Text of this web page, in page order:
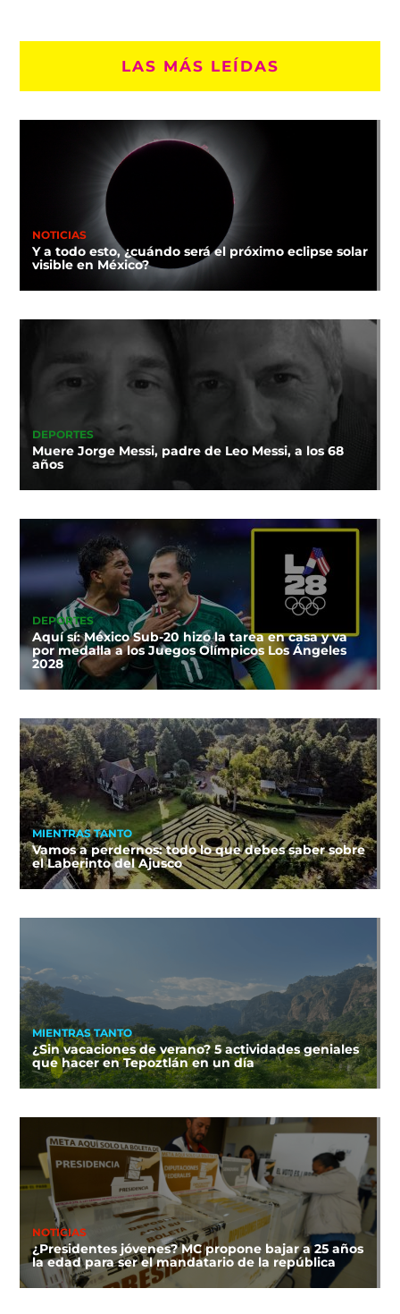
LAS MÁS LEÍDAS
NOTICIAS
Y a todo esto, ¿cuándo será el próximo eclipse solar
visible en México?
DEPORTES
Muere Jorge Messi, padre de Leo Messi, a los 68
años
DEPORTES
Aquí sí: México Sub-20 hizo la tarea en casa y va
por medalla a los Juegos Olímpicos Los Ángeles
2028
MIENTRAS TANTO
Vamos a perdernos: todo lo que debes saber sobre
el Laberinto del Ajusco
MIENTRAS TANTO
¿Sin vacaciones de verano? 5 actividades geniales
que hacer en Tepoztlán en un día
NOTICIAS
¿Presidentes jóvenes? MC propone bajar a 25 años
la edad para ser el mandatario de la república